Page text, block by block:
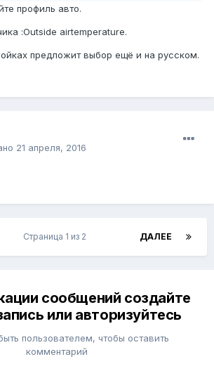
профиль авто.
:Outside airtemperature.
предложит выбор ещё и на русском.
21 апреля, 2016
ДАЛЕЕ
Страница 1 из 2
сообщений создайте
или авторизуйтесь
пользователем, чтобы оставить
комментарий